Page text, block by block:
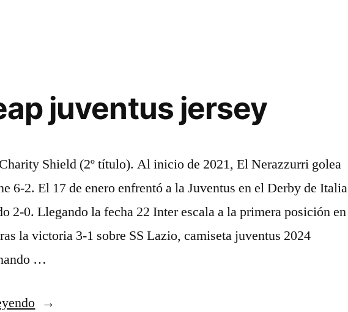
juventus jersey
Shield (2º título). Al inicio de 2021, El Nerazzurri golea
6-2. El 17 de enero enfrentó a la Juventus en el Derby de Italia
2-0. Llegando la fecha 22 Inter escala a la primera posición en
la victoria 3-1 sobre SS Lazio, camiseta juventus 2024
…
«cheap